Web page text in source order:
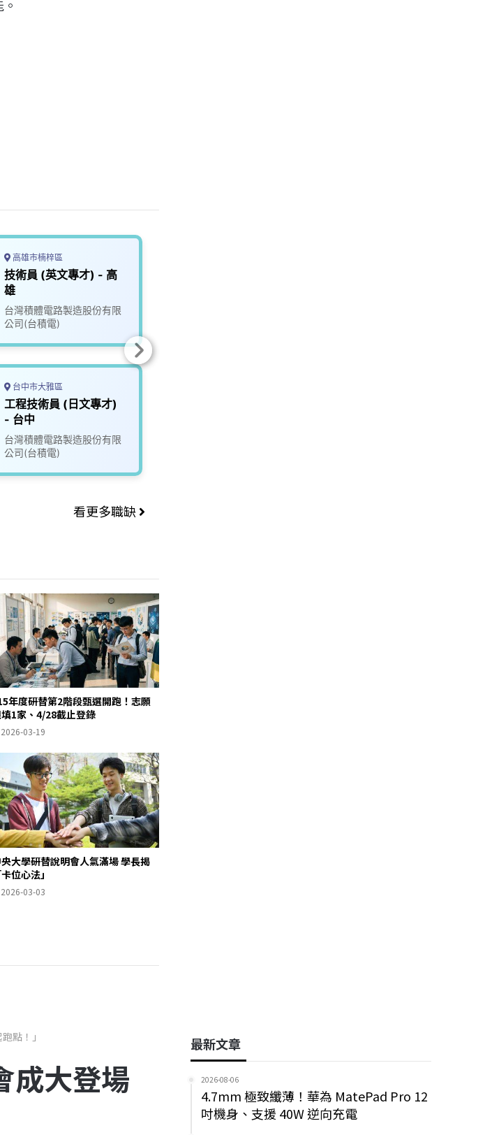
高雄市楠梓區
技術員 (英文專才) - 高
雄
台灣積體電路製造股份有限
公司(台積電)
台中市大雅區
工程技術員 (日文專才)
- 台中
台灣積體電路製造股份有限
公司(台積電)
看更多職缺
年度研替第2階段甄選開跑！志願
1家、4/28截止登錄
2026-03-19
大學研替說明會人氣滿場 學長揭
卡位心法」
2026-03-03